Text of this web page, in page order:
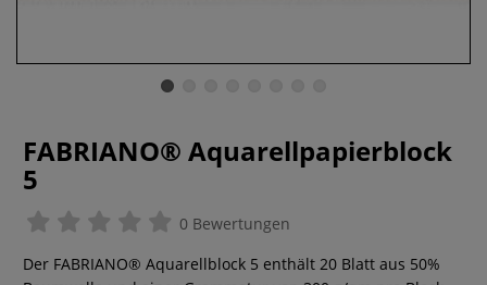
FABRIANO® Aquarellpapierblock
5
0 Bewertungen
Der FABRIANO® Aquarellblock 5 enthält 20 Blatt aus 50%